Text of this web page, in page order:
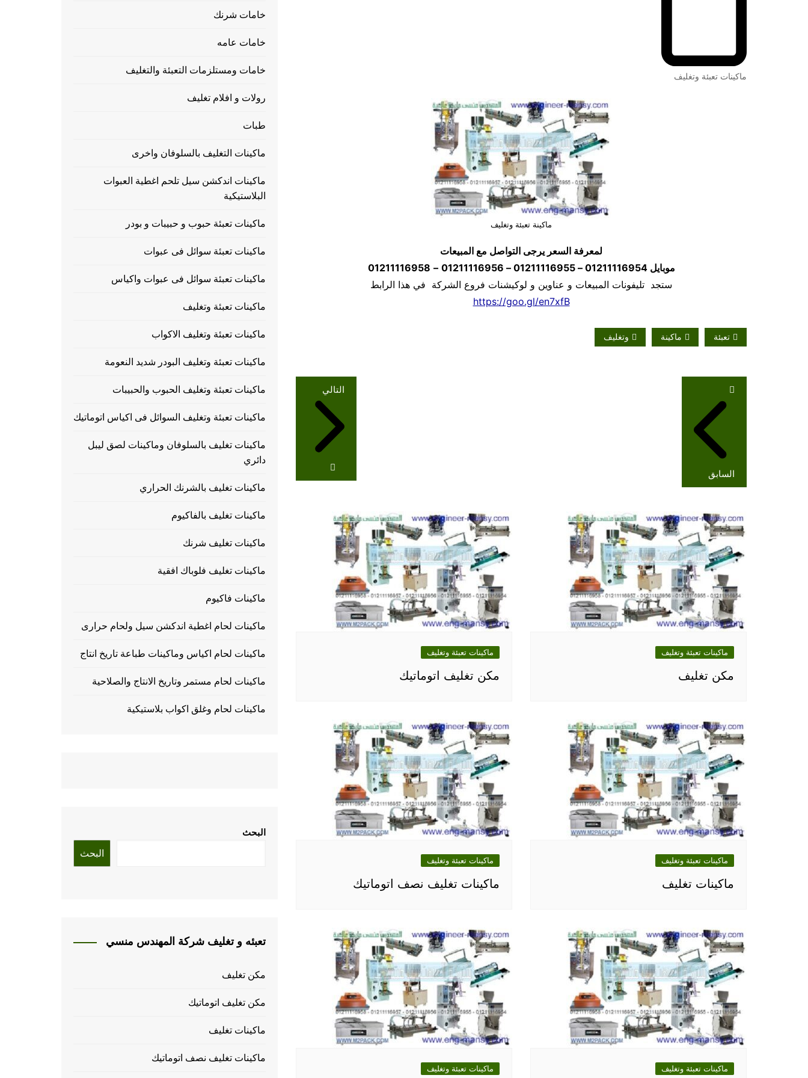
ماكينات تعبئة وتغليف
ماكينة تعبئة وتغليف
لمعرفة السعر يرجى التواصل مع المبيعات
موبايل01211116954 – 01211116955 – 01211116956
–
01211116958
ستجد تليفونات المبيعات و عناوين و لوكيشنات فروع الشركة في هذا الرابط
https://goo.gl/en7xfB
تعبئة ماكينة وتغليف
تصفّح
المقالات
السابق
التالي
ماكينات تعبئة وتغليف
مكن تغليف
ماكينات تعبئة وتغليف
مكن تغليف اتوماتيك
ماكينات تعبئة وتغليف
ماكينات تغليف
ماكينات تعبئة وتغليف
ماكينات تغليف نصف اتوماتيك
ماكينات تعبئة وتغليف ماكينات تعبئة وتغليف
خامات شرنك
خامات عامه
خامات ومستلزمات التعبئة والتغليف
رولات و افلام تغليف
طبات
ماكينات التغليف بالسلوفان واخرى
ماكينات اندكشن سيل تلحم اغطية العبوات
البلاستيكية
ماكينات تعبئة حبوب و حبيبات و بودر
ماكينات تعبئة سوائل فى عبوات
ماكينات تعبئة سوائل فى عبوات واكياس
ماكينات تعبئة وتغليف
ماكينات تعبئة وتغليف الاكواب
ماكينات تعبئة وتغليف البودر شديد النعومة
ماكينات تعبئة وتغليف الحبوب والحبيبات
ماكينات تعبئة وتغليف السوائل فى اكياس اتوماتيك
ماكينات تغليف بالسلوفان وماكينات لصق ليبل
دائري
ماكينات تغليف بالشرنك الحراري
ماكينات تغليف بالفاكيوم
ماكينات تغليف شرنك
ماكينات تغليف فلوباك افقية
ماكينات فاكيوم
ماكينات لحام اغطية اندكشن سيل ولحام حرارى
ماكينات لحام اكياس وماكينات طباعة تاريخ انتاج
ماكينات لحام مستمر وتاريخ الانتاج والصلاحية
ماكينات لحام وغلق اكواب بلاستيكية
البحث
البحث
تعبئه و تغليف شركة المهندس منسي
مكن تغليف
مكن تغليف اتوماتيك
ماكينات تغليف
ماكينات تغليف نصف اتوماتيك